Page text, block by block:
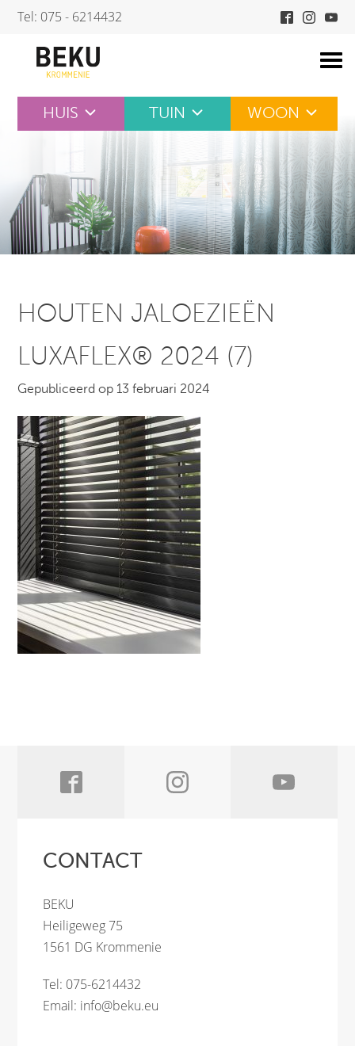
Skip
content
Tel: 075 - 6214432
HUIS TUIN WOON
HOUTEN JALOEZIEËN
LUXAFLEX® 2024 (7)
Gepubliceerd op 13 februari 2024
CONTACT
BEKU
Heiligeweg 75
1561 DG Krommenie
Tel: 075-6214432
Email: info@beku.eu